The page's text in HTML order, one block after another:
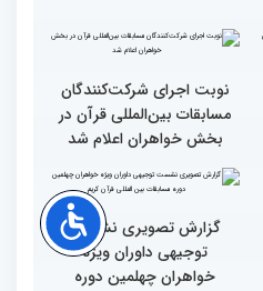
مسابقات بین‌المللی قرآن/
تجربه زیاد ایران در برگزاری
مسابقات قرآنی
جزئیات اولین روز رقابت
بخش بانوان مسابقات
بین‌المللی قرآن کریم